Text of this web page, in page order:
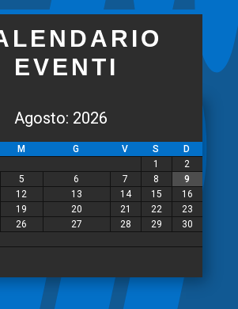
EVENTI
Agosto: 2026
M G V S D
1
2
5 6 7 8
9
12 13 14 15
16
19 20 21 22
23
26 27 28 29
30